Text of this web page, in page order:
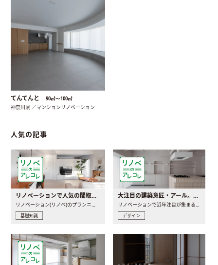
てんてんと 90㎡〜100㎡
神奈川県 ／マンションリノベーション
人気の記事
リノベーションで人気の間取りとは？トレンドの間取りと実例を徹底解説
リノベーション(リノベ)のプランニングで一番最初に決めるのは..
基礎知識
大注目の建築意匠・アール。人気の理由と空間に取り入れるポイント
リノベーションで近年注目が集まる建築意匠の一つであるアール..
デザイン